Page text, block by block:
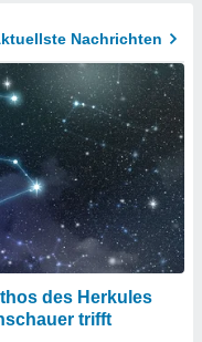
Nachrichten
des Herkules
trifft